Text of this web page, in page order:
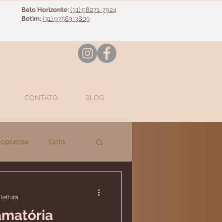
Belo Horizonte: (31) 98271-7924
Betim: (31) 97563-3805
CONTATO BLOG
Gota